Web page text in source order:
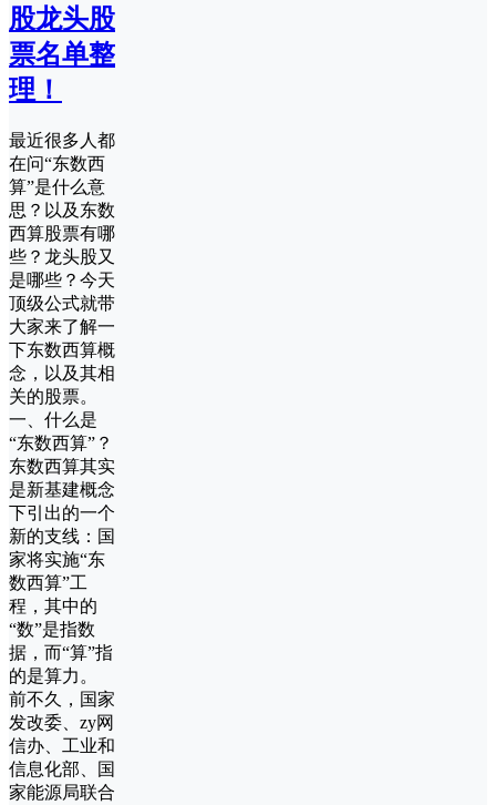
股龙头股
票名单整
理！
最近很多人都
在问“东数西
算”是什么意
思？以及东数
西算股票有哪
些？龙头股又
是哪些？今天
顶级公式就带
大家来了解一
下东数西算概
念，以及其相
关的股票。
一、什么是
“东数西算”？
东数西算其实
是新基建概念
下引出的一个
新的支线：国
家将实施“东
数西算”工
程，其中的
“数”是指数
据，而“算”指
的是算力。
前不久，国家
发改委、zy网
信办、工业和
信息化部、国
家能源局联合